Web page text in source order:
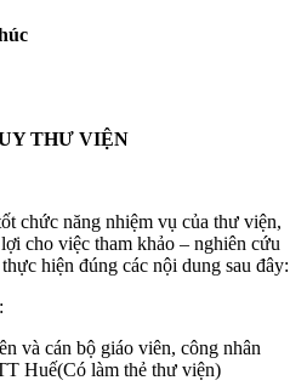
VIỆN
THƯ VIỆN
năng nhiệm vụ của thư viện,
cho việc tham khảo – nghiên cứu
hiện đúng các nội dung sau đây:
:
cán bộ giáo viên, công nhân
Huế(Có làm thẻ thư viện)